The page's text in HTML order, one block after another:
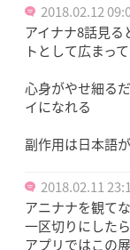
2018.02.12
アイナナ8話見
トとして広まっ
心身がやせ細る
イになれる
副作用は日本語
2018.02.11
アニナナを観て
一区切りにした
アプリではこの